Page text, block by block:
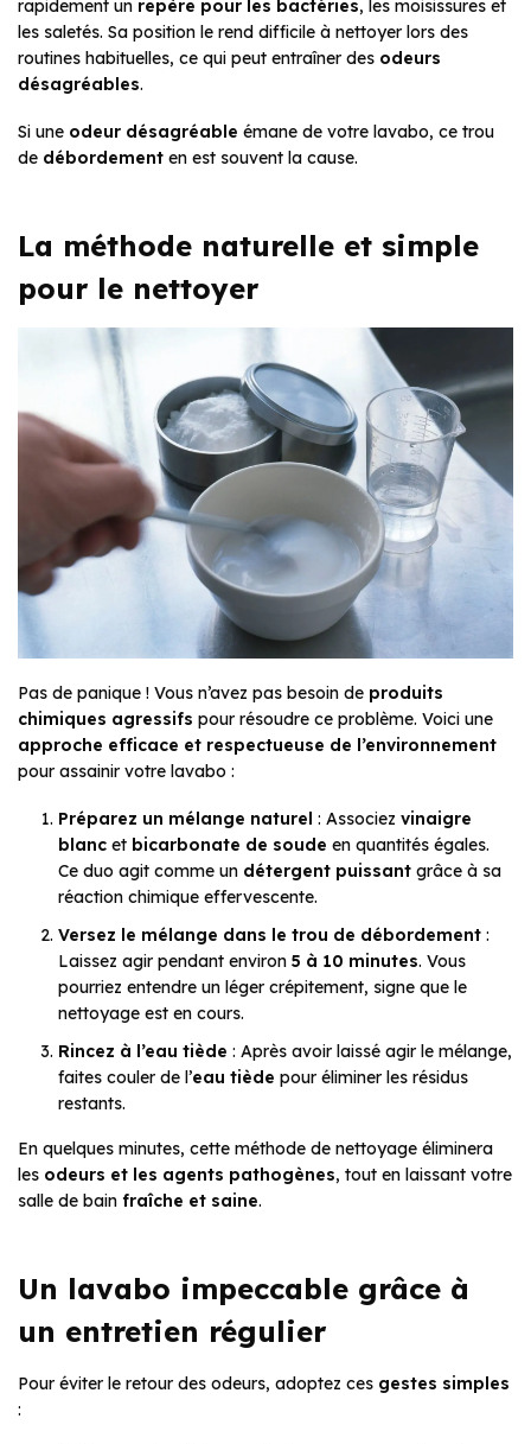
rapidement un repère pour les bactéries, les moisissures et
les saletés. Sa position le rend difficile à nettoyer lors des
routines habituelles, ce qui peut entraîner des odeurs
désagréables.
Si une odeur désagréable émane de votre lavabo, ce trou
de débordement en est souvent la cause.
La méthode naturelle et simple
pour le nettoyer
Pas de panique ! Vous n’avez pas besoin de produits
chimiques agressifs pour résoudre ce problème. Voici une
approche efficace et respectueuse de l’environnement
pour assainir votre lavabo :
Préparez un mélange naturel : Associez vinaigre
blanc et bicarbonate de soude en quantités égales.
Ce duo agit comme un détergent puissant grâce à sa
réaction chimique effervescente.
Versez le mélange dans le trou de débordement :
Laissez agir pendant environ 5 à 10 minutes. Vous
pourriez entendre un léger crépitement, signe que le
nettoyage est en cours.
Rincez à l’eau tiède : Après avoir laissé agir le mélange,
faites couler de l’eau tiède pour éliminer les résidus
restants.
En quelques minutes, cette méthode de nettoyage éliminera
les odeurs et les agents pathogènes, tout en laissant votre
salle de bain fraîche et saine.
Un lavabo impeccable grâce à
un entretien régulier
Pour éviter le retour des odeurs, adoptez ces gestes simples
: